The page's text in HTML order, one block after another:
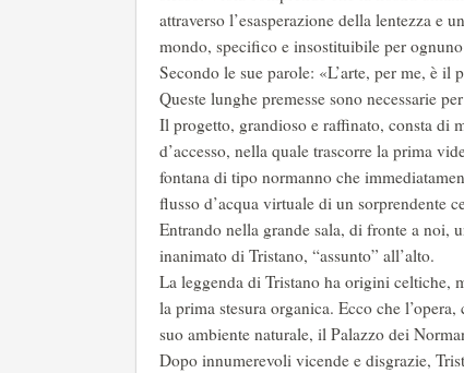
attraverso l’esasperazione della lentezza e
mondo, specifico e insostituibile per
Secondo le sue parole: «L’arte, per me, è il
Queste lunghe premesse sono necessarie
Il progetto, grandioso e raffinato, consta di
d’accesso, nella quale trascorre la prima
fontana di tipo normanno che
flusso d’acqua virtuale di un sorprendente
Entrando nella grande sala, di fronte a noi,
inanimato di Tristano, “assunto” all’alto.
La leggenda di Tristano ha origini celtiche,
la prima stesura organica. Ecco che
suo ambiente naturale, il Palazzo dei
Dopo innumerevoli vicende e disgrazie,